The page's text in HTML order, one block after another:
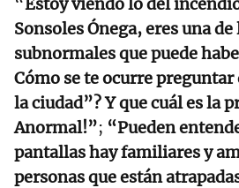
Sonsoles Ónega, eres una
subnormales que puede
Cómo se te ocurre preguntar
la ciudad”?Y que cuál es la
Anormal!”; “Pueden
pantallas hay familiares y
personas que están